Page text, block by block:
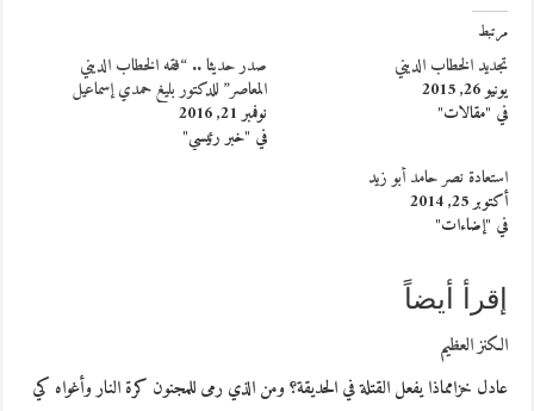
مرتبط
تجديد الخطاب الديني
يونيو 26, 2015
في "مقالات"
صدر حديثا .. “فقه الخطاب الديني
المعاصر” للدكتور بليغ حمدي إسماعيل
نوفمبر 21, 2016
في "خبر رئيسي"
استعادة نصر حامد أبو زيد
أكتوبر 25, 2014
في "إضاءات"
إقرأ أيضاً
الكنز العظيم
عادل خزامماذا يفعل القتلة في الحديقة؟ ومن الذي رمى للمجنون كرة النار وأغواه كي